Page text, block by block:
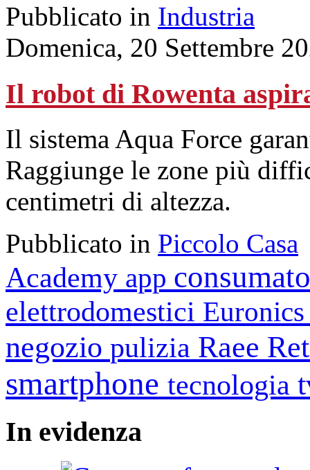
Pubblicato in Industria
Domenica, 20 Settembre
Il robot di Rowenta
Il sistema Aqua Force
Raggiunge le zone più
centimetri di altezza.
Pubblicato in Piccolo Casa
Academy app
elettrodomestici
negozio pulizia Raee
smartphone tecnologia
In evidenza